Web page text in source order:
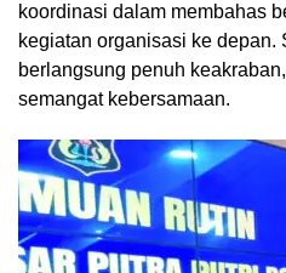
koordinasi dalam membahas
kegiatan organisasi ke depan.
berlangsung penuh
semangat kebersamaan.